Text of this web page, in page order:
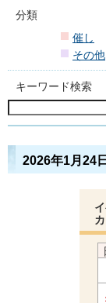
分類
催し
その他
キーワード検索
2026年1月24